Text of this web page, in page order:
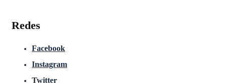
Redes
Facebook
Instagram
Twitter